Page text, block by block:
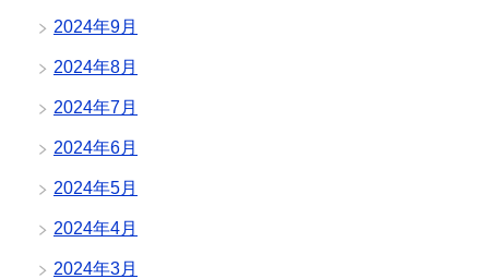
2024年9月
2024年8月
2024年7月
2024年6月
2024年5月
2024年4月
2024年3月